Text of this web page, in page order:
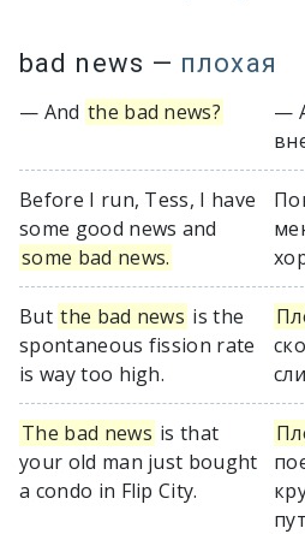
bad news — плохая
— And the bad news? —
Before I run, Tess, I have
some good news and
some bad news.
But the bad news is the
spontaneous fission rate
is way too high.
The bad news is that
your old man just bought
a condo in Flip City.